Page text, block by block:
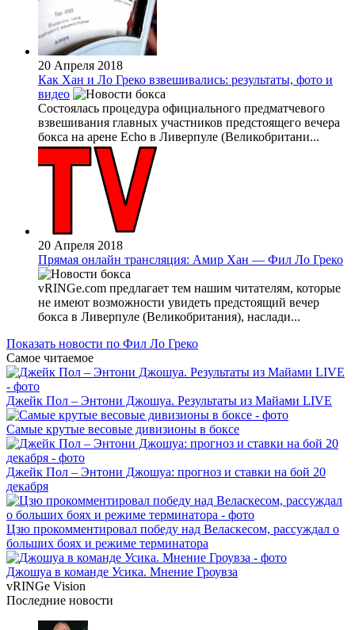
20 Апреля 2018
Как Хан и Ло Греко взвешивались: результаты, фото и
видео
Состоялась процедура официального предматчевого
взвешивания главных участников предстоящего вечера
бокса на арене Echo в Ливерпуле (Великобритани...
20 Апреля 2018
Прямая онлайн трансляция: Амир Хан — Фил Ло Греко
vRINGe.com предлагает тем нашим читателям, которые
не имеют возможности увидеть предстоящий вечер
бокса в Ливерпуле (Великобритания), наслади...
Показать новости по Фил Ло Греко
Самое читаемое
Джейк Пол – Энтони Джошуа. Результаты из Майами LIVE
Самые крутые весовые дивизионы в боксе
Джейк Пол – Энтони Джошуа: прогноз и ставки на бой 20
декабря
Цзю прокомментировал победу над Веласкесом, рассуждал о
больших боях и режиме терминатора
Джошуа в команде Усика. Мнение Гроувза
vRINGe Vision
Последние новости